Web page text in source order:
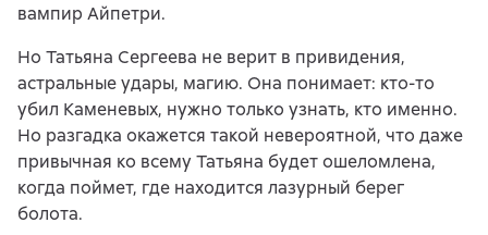
вампир Айпетри.
Но Татьяна Сергеева не верит в привидения,
астральные удары, магию. Она понимает: кто-то
убил Каменевых, нужно только узнать, кто именно.
Но разгадка окажется такой невероятной, что даже
привычная ко всему Татьяна будет ошеломлена,
когда поймет, где находится лазурный берег
болота.